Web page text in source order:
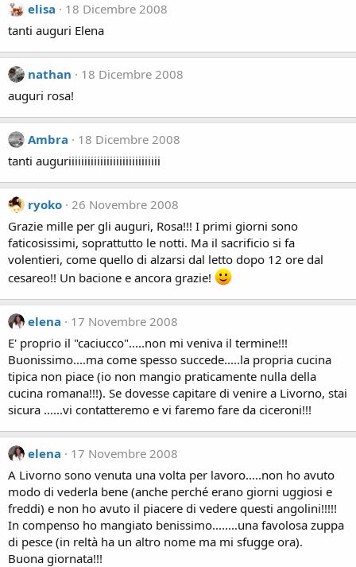
elisa
18 Dicembre 2008
tanti auguri Elena
nathan
18 Dicembre 2008
auguri rosa!
Ambra
18 Dicembre 2008
tanti auguriiiiiiiiiiiiiiiiiiiiiiiiiiiii
ryoko 26 Novembre 2008
Grazie mille per gli auguri, Rosa!!! I primi giorni sono
faticosissimi, soprattutto le notti. Ma il sacrificio si fa
volentieri, come quello di alzarsi dal letto dopo 12 ore dal
cesareo!! Un bacione e ancora grazie!
elena
17 Novembre 2008
E' proprio il "caciucco".....non mi veniva il termine!!!
Buonissimo....ma come spesso succede.....la propria cucina
tipica non piace (io non mangio praticamente nulla della
cucina romana!!!). Se dovesse capitare di venire a Livorno, stai
sicura ......vi contatteremo e vi faremo fare da ciceroni!!!
elena
17 Novembre 2008
A Livorno sono venuta una volta per lavoro.....non ho avuto
modo di vederla bene (anche perché erano giorni uggiosi e
freddi) e non ho avuto il piacere di vedere questi angolini!!!!!
In compenso ho mangiato benissimo........una favolosa zuppa
di pesce (in reltà ha un altro nome ma mi sfugge ora).
Buona giornata!!!